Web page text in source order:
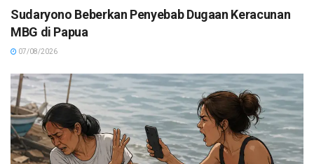
Sudaryono Beberkan Penyebab Dugaan Keracunan
MBG di Papua
07/08/2026